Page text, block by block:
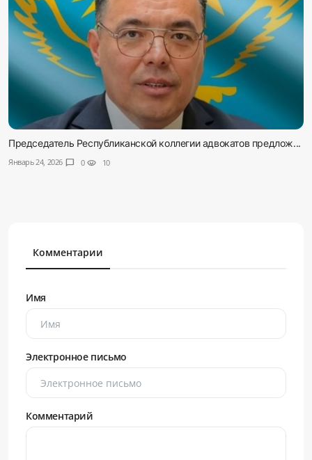
Председатель Республиканской коллегии адвокатов предлож...
Январь 24, 2026 chat_bubble 0 visibility 10
Комментарии
Имя
Электронное письмо
Комментарий